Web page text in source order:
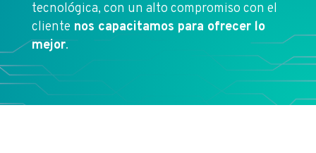
tecnológica, con un alto compromiso con el
cliente nos capacitamos para ofrecer lo
mejor.